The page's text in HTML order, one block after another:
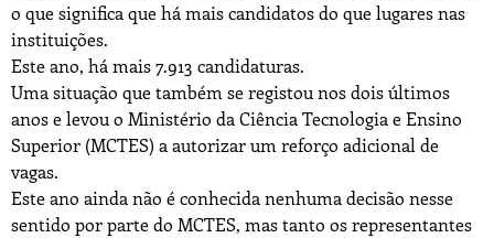
o que significa que há mais candidatos do que lugares nas
instituições.
Este ano, há mais 7.913 candidaturas.
Uma situação que também se registou nos dois últimos
anos e levou o Ministério da Ciência Tecnologia e Ensino
Superior (MCTES) a autorizar um reforço adicional de
vagas.
Este ano ainda não é conhecida nenhuma decisão nesse
sentido por parte do MCTES, mas tanto os representantes